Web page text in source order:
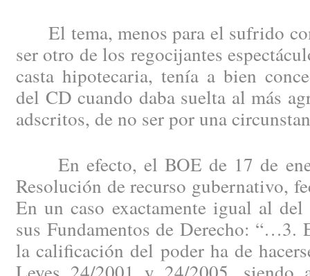
El tema, menos para el sufrido
ser otro de los regocijantes
casta hipotecaria, tenía a bien
del CD cuando daba suelta al más
adscritos, de no ser por una
En efecto, el BOE de 17 de
Resolución de recurso gubernativo,
En un caso exactamente igual al del
sus Fundamentos de Derecho: “…3.
la calificación del poder ha de